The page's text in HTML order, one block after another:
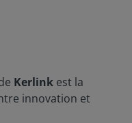
Kerlink est la
innovation et